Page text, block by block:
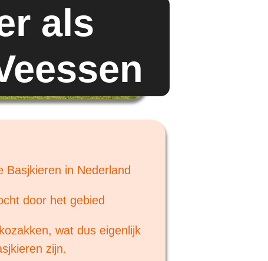
als
Basjkieren in Nederland
door het gebied
wat dus eigenlijk
zijn.